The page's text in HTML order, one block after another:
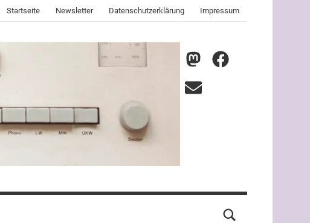
Startseite Newsletter Datenschutzerklärung Impressum
nmz
Mastodon
nmz
E-